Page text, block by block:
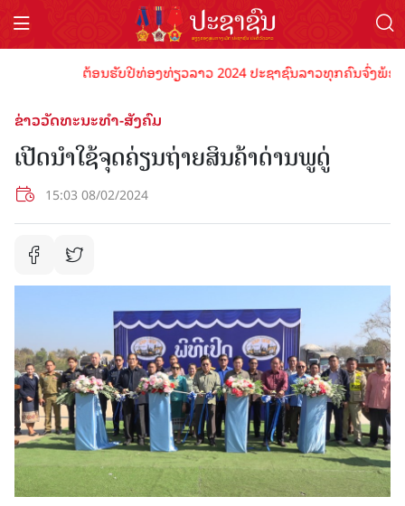
ຕ້ອນຮັບປີທ່ອງທ່ຽວລາວ 2024 ປະຊາຊົນລາວທຸກຄົນຈົ່ງພ້ອມ
ຂ່າວວັດທະນະທຳ-ສັງຄົມ
ເປີດນຳໃຊ້ຈຸດຄ່ຽນຖ່າຍສິນຄ້າດ່ານພູດູ່
15:03 08/02/2024